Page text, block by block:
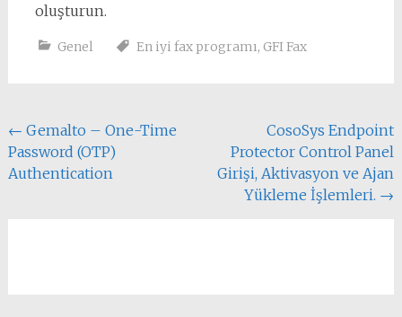
oluşturun.
Genel En iyi fax programı, GFI Fax
Yazı
dolaşımı
← Gemalto – One-Time
Password (OTP)
Authentication
CosoSys Endpoint
Protector Control Panel
Girişi, Aktivasyon ve Ajan
Yükleme İşlemleri. →